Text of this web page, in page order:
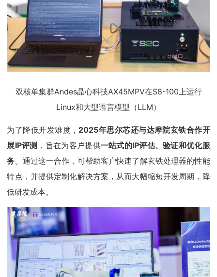
双核单集群Andes晶心科技AX45MPV在S8-100上运行
Linux和大型语言模型（LLM）
为了降低开发难度， 2025年思尔芯还与达摩院玄铁合作开
展IP评测 ，旨在为客户提供一站式的IP评估、验证和优化服
务。通过这一合作，可帮助客户快速了解玄铁处理器的性能
特点，并提供定制化解决方案，从而大幅缩短开发周期，降
低研发成本。